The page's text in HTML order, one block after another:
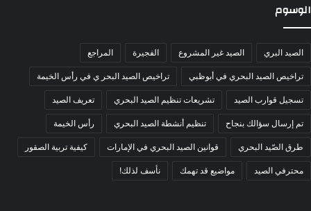
الوسوم
الصيد البري الصيد غير المشروع الفجيرة المراجع
تراخيص الصيد البحري في أبوظبي تراخيص الصيد البحر ي في رأس الخيمة
تسجيل قوارب الصيد تشريعات تنظيم الصيد البحري تعريف الصيد
تم إرسال سؤالك بنجاح تنظيم أنشطة الصيد البحري رأس الخيمة
طرق الصّيد البحري قوانين الصيد البحري في الإمارات كيفية تربية الصقور
محترفي الصيد مواضيع قد تهمك نأسف لذلك!